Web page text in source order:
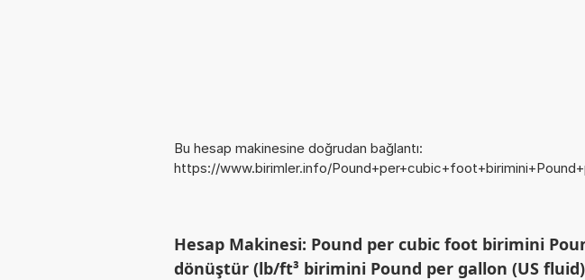
Bu hesap makinesine doğrudan bağlantı:
https://www.birimler.info/
Hesap Makinesi: Pound per cubic foot birimini
dönüştür (lb/ft³ birimini Pound per gallon (US